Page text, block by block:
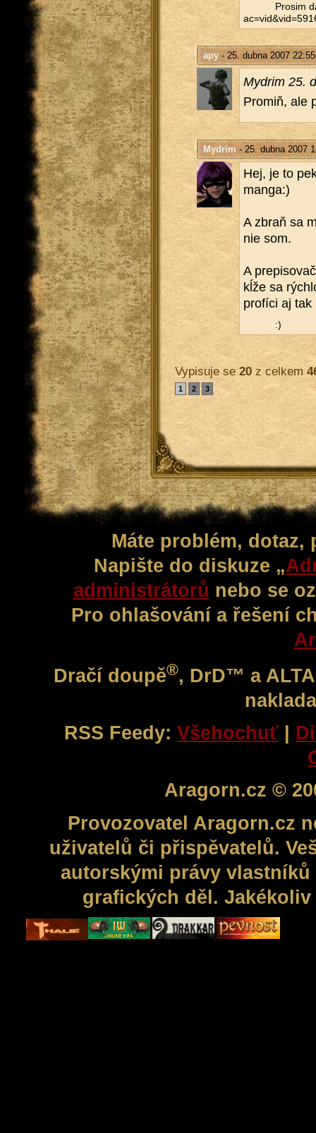
Pro­sim
apy- 25. dubna 2007 22:55
Mydrim 25.
Promiň, ale
Mydrim - 25. dubna 2007
Hej, je to
manga:)
A zbraň sa
nie som.
A
kĺže sa
pro­fí­ci aj tak
:)
Vypisuje se20z celkem
1 2 3
Máte problém,
Napište do diskuze „
administrátorů nebo se
Pro ohlašování a řešení
Dračí doupě®, DrD™ a
RSS Feedy: Všehochuť |
Aragorn.cz ©
Provozovatel Aragorn.cz
uživatelů či přispěvatelů.
autorskými právy
grafických děl.